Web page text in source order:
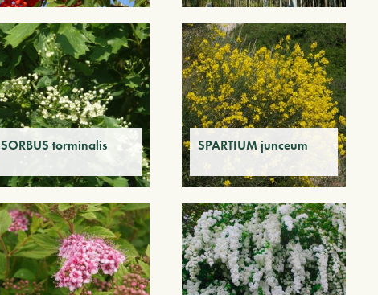
SORBUS torminalis SPARTIUM junceum